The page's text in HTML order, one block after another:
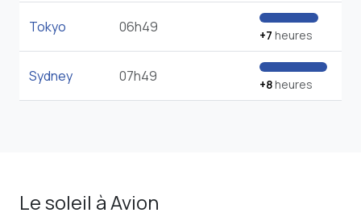
Tokyo 06h49 +7 heures
Sydney 07h49 +8heures
Le soleil à Avion